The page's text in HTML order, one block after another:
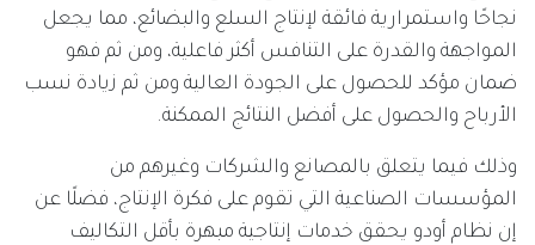
نجاحًا واستمرارية فائقة لإنتاج السلع والبضائع، مما يجعل
المواجهة والقدرة على التنافس أكثر فاعلية، ومن ثم فهو
ضمان مؤكد للحصول على الجودة العالية ومن ثم زيادة نسب
الأرباح والحصول على أفضل النتائج الممكنة.
وذلك فيما يتعلق بالمصانع والشركات وغيرهم من
المؤسسات الصناعية التي تقوم على فكرة الإنتاج، فضلًا عن
إن نظام أودو يحقق خدمات إنتاجية مبهرة بأقل التكاليف